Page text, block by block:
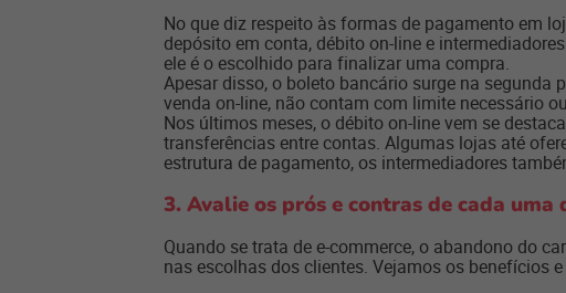
No que diz respeito às formas de pagamento em
depósito em conta, débito on-line e
ele é o escolhido para finalizar uma compra.
Apesar disso, o boleto bancário surge na
venda on-line, não contam com limite necessário
Nos últimos meses, o débito on-line vem se
transferências entre contas. Algumas lojas até
estrutura de pagamento, os intermediadores
3. Avalie os prós e contras de cada uma
Quando se trata de e-commerce, o abandono do
nas escolhas dos clientes. Vejamos os benefícios